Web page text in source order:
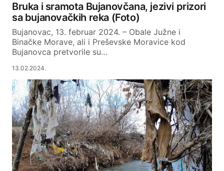
Bruka i sramota Bujanovčana, jezivi prizori
sa bujanovačkih reka (Foto)
Bujanovac, 13. februar 2024. – Obale Južne i
Binačke Morave, ali i Preševske Moravice kod
Bujanovca pretvorile su…
13.02.2024.